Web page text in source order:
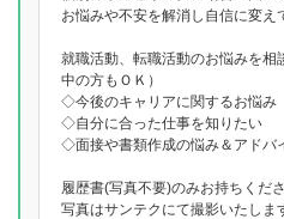
お悩みや不安を解消し自信に変え
就職活動、転職活動のお悩みを相
中の方もＯＫ）
◇今後のキャリアに関するお悩み
◇自分に合った仕事を知りたい
◇面接や書類作成の悩み＆アドバ
履歴書(写真不要)のみお持ちくださ
写真はサンテクにて撮影いたしま